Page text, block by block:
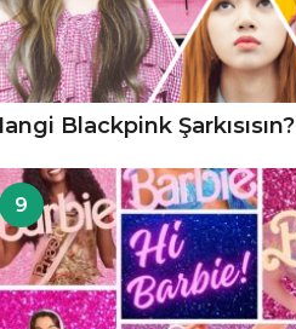
Blackpink Şarkısısın?
9